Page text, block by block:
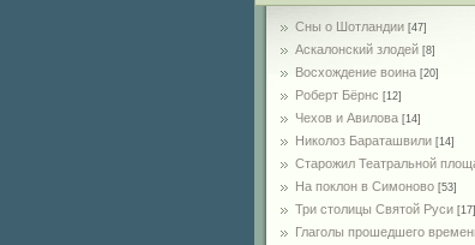
Сны о Шотландии [47]
Аскалонский злодей [8]
Восхождение воина [20]
Роберт Бёрнс [12]
Чехов и Авилова [14]
Николоз Бараташвили [14]
Cтарожил Театральной
На поклон в Симоново [53]
Три столицы Святой Руси [17]
Глаголы прошедшего